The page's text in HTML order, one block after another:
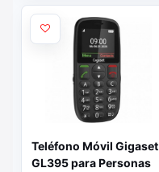
Teléfono Móvil Gigaset
GL395 para Personas